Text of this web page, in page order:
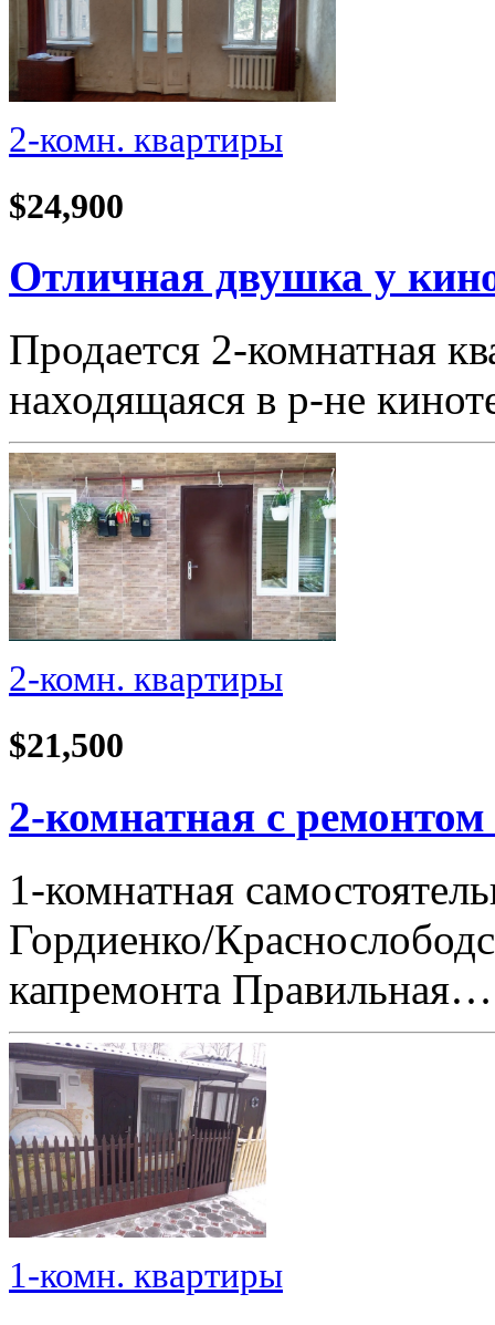
2-комн. квартиры
$24,900
Отличная двушка у
Продается 2-комнатная
находящаяся в р-не
2-комн. квартиры
$21,500
2-комнатная с
1-комнатная
Гордиенко/
капремонта Правильная…
1-комн. квартиры